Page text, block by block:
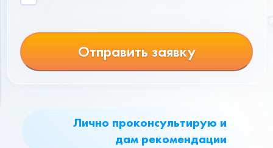
Лично проконсультирую и
дам рекомендации
Отправить заявку